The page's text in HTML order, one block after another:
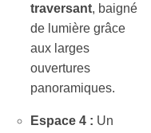
traversant, baigné
de lumière grâce
aux larges
ouvertures
panoramiques.
Espace 4 : Un